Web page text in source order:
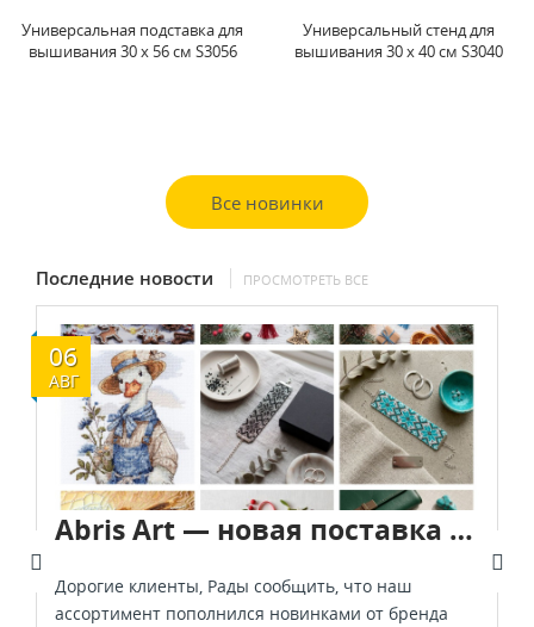
Универсальный стенд для
вышивания 30 x 40 см S3040
Универсальная подставка для
вышивания 35 x 48 см S3548
Все новинки
Последние новости ПРОСМОТРЕТЬ ВСЕ
06
АВГ
Abris Art — новая поставка — август 2026
Дорогие клиенты, Рады сообщить, что наш
ассортимент пополнился новинками от бренда